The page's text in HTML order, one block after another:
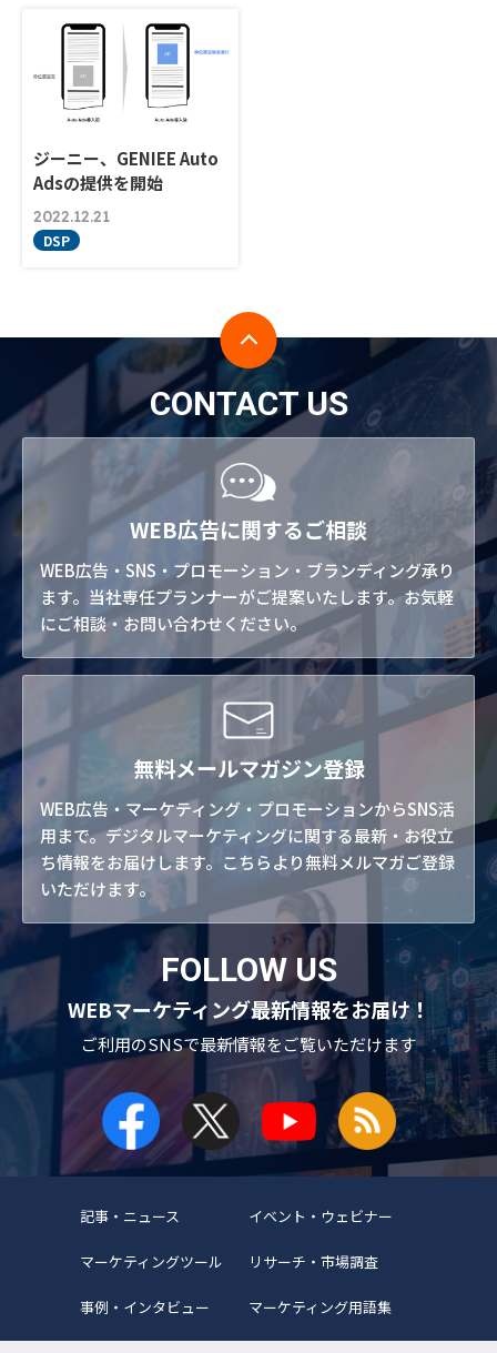
ジーニー、GENIEE Auto
Adsの提供を開始
2022.12.21
DSP
CONTACT US
WEB広告に関するご相談
WEB広告・SNS・プロモーション・ブランディング承り
ます。当社専任プランナーがご提案いたします。お気軽
にご相談・お問い合わせください。
無料メールマガジン登録
WEB広告・マーケティング・プロモーションからSNS活
用まで。デジタルマーケティングに関する最新・お役立
ち情報をお届けします。こちらより無料メルマガご登録
いただけます。
FOLLOW US
WEBマーケティング最新情報をお届け！
ご利用のSNSで最新情報をご覧いただけます
記事・ニュース イベント・ウェビナー
マーケティングツール リサーチ・市場調査
事例・インタビュー マーケティング用語集